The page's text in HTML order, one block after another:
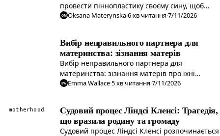
провести піннопластику своєму сину, щоб
допомогти йому впоратися з наслідками
важливість доброти та підтримки дітей.
OM Oksana Materynska·6хв читання·7/11/2026
Вибір неправильного партнера для
материнства: зізнання матерів
Вибір неправильного партнера для
материнства: зізнання матерів про їхні
переживання, страхи та радощі.
EW Emma Wallace·5хв читання·7/11/2026
motherhood
Судовий процес Ліндсі Кленсі: Трагедія,
що вразила родину та громаду
Судовий процес Ліндсі Кленсі розпочинається